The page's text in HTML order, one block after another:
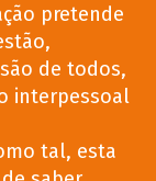
pretende
de todos,
interpessoal
tal, esta